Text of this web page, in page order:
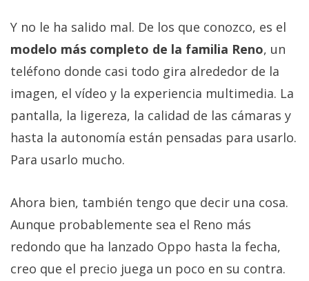
Y no le ha salido mal. De los que conozco, es el
modelo más completo de la familia Reno, un
teléfono donde casi todo gira alrededor de la
imagen, el vídeo y la experiencia multimedia. La
pantalla, la ligereza, la calidad de las cámaras y
hasta la autonomía están pensadas para usarlo.
Para usarlo mucho.
Ahora bien, también tengo que decir una cosa.
Aunque probablemente sea el Reno más
redondo que ha lanzado Oppo hasta la fecha,
creo que el precio juega un poco en su contra.